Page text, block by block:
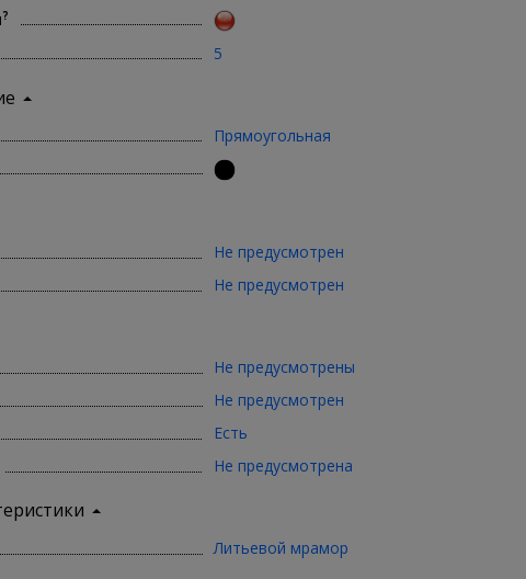
?
5
Прямоугольная
Не предусмотрен
Не предусмотрен
Не предусмотрены
Не предусмотрен
Есть
Не предусмотрена
Литьевой мрамор